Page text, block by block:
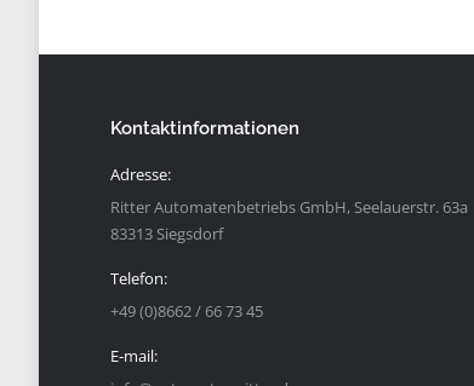
Kontaktinformationen
Adresse:
Ritter Automatenbetriebs GmbH, Seelauerstr. 63a
83313 Siegsdorf
Telefon:
+49 (0)8662 / 66 73 45
E-mail: